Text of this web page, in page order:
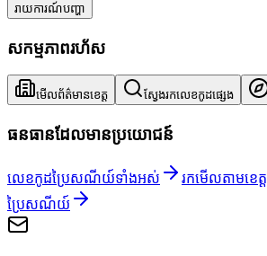
រាយការណ៍បញ្ហា
សកម្មភាពរហ័ស
មើលព័ត៌មានខេត្ត ស្វែងរកលេខកូដផ្សេង
ធនធានដែលមានប្រយោជន៍
លេខកូដប្រៃសណីយ៍ទាំងអស់ រកមើលតាមខេត្ត
ប្រៃសណីយ៍